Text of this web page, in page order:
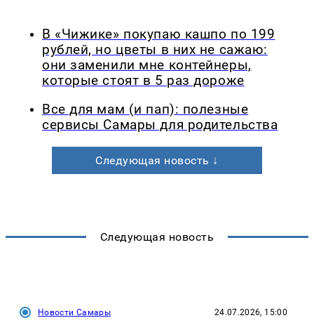
В «Чижике» покупаю кашпо по 199
рублей, но цветы в них не сажаю:
они заменили мне контейнеры,
которые стоят в 5 раз дороже
Все для мам (и пап): полезные
сервисы Самары для родительства
Следующая новость ↓
Следующая новость
Новости Самары 24.07.2026, 15:00